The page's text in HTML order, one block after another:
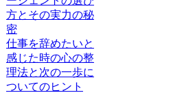
方とその実力の秘
密
仕事を辞めたいと
感じた時の心の整
理法と次の一歩に
ついてのヒント